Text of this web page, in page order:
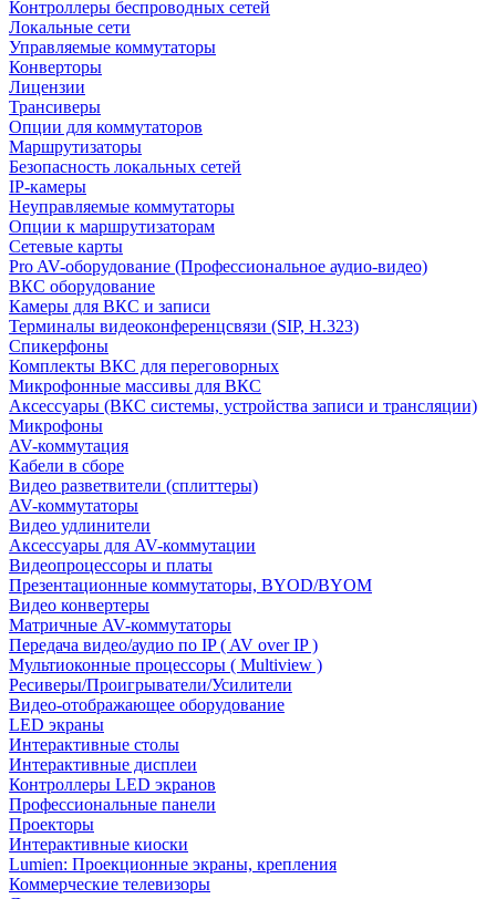
Контроллеры беспроводных сетей
Локальные сети
Управляемые коммутаторы
Конверторы
Лицензии
Трансиверы
Опции для коммутаторов
Маршрутизаторы
Безопасность локальных сетей
IP-камеры
Неуправляемые коммутаторы
Опции к маршрутизаторам
Сетевые карты
Pro AV-оборудование (Профессиональное аудио-видео)
ВКС оборудование
Камеры для ВКС и записи
Терминалы видеоконференцсвязи (SIP, H.323)
Спикерфоны
Комплекты ВКС для переговорных
Микрофонные массивы для ВКС
Аксессуары (ВКС системы, устройства записи и трансляции)
Микрофоны
AV-коммутация
Кабели в сборе
Видео разветвители (сплиттеры)
AV-коммутаторы
Видео удлинители
Аксессуары для AV-коммутации
Видеопроцессоры и платы
Презентационные коммутаторы, BYOD/BYOM
Видео конвертеры
Матричные AV-коммутаторы
Передача видео/аудио по IP ( AV over IP )
Мультиоконные процессоры ( Multiview )
Ресиверы/Проигрыватели/Усилители
Видео-отображающее оборудование
LED экраны
Интерактивные столы
Интерактивные дисплеи
Контроллеры LED экранов
Профессиональные панели
Проекторы
Интерактивные киоски
Lumien: Проекционные экраны, крепления
Коммерческие телевизоры